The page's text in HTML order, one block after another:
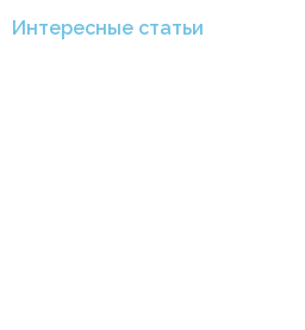
Интересные статьи